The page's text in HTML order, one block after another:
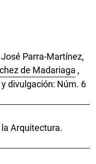
Parra-Martínez,
de Madariaga ,
divulgación: Núm. 6
Arquitectura.